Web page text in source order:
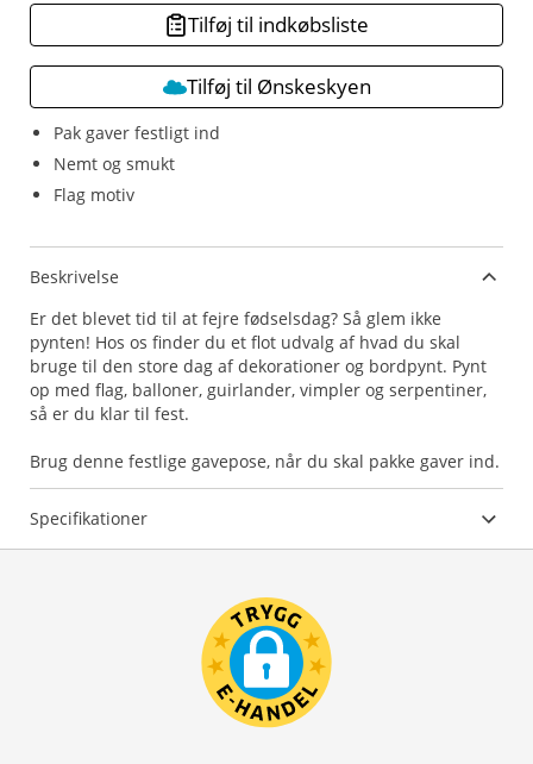
Pak gaver festligt ind
Nemt og smukt
Flag motiv
Tilføj til indkøbsliste
Tilføj til Ønskeskyen
Beskrivelse
Er det blevet tid til at fejre fødselsdag? Så glem ikke
pynten! Hos os finder du et flot udvalg af hvad du skal
bruge til den store dag af dekorationer og bordpynt. Pynt
op med flag, balloner, guirlander, vimpler og serpentiner,
så er du klar til fest.
Brug denne festlige gavepose, når du skal pakke gaver ind.
Specifikationer